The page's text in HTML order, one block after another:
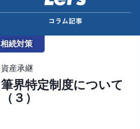
相続対策
資産承継
筆界特定制度について
（３）